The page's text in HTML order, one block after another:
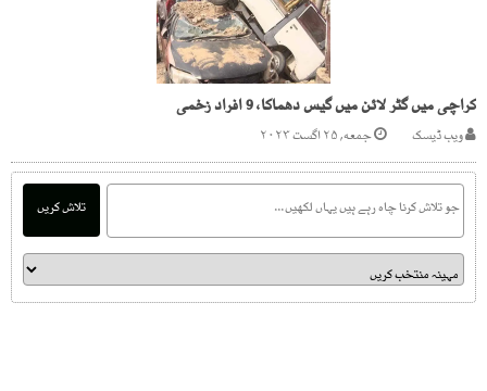
کراچی میں گٹر لائن میں گیس دھماکا، 9 افراد زخمی
ویب ڈیسک جمعه, ۲۵ اگست ۲۰۲۳
تلاش کریں